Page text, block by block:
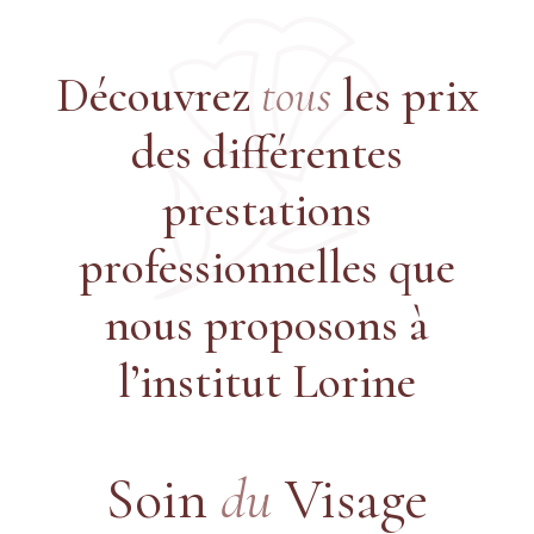
Découvrez tous les prix
des différentes
prestations
professionnelles que
nous proposons à
l’institut Lorine
Soin duVisage